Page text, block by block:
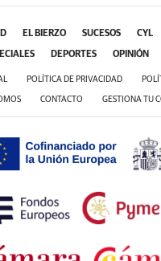
EL BIERZO SUCESOS CYL
DEPORTES OPINIÓN
POLÍTICA DE PRIVACIDAD
CONTACTO GESTIONA TU